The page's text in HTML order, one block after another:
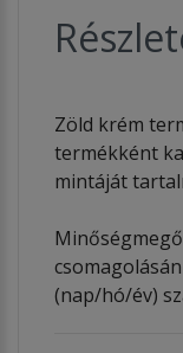
Zöld krém
termékként
mintáját
(nap/hó/év)